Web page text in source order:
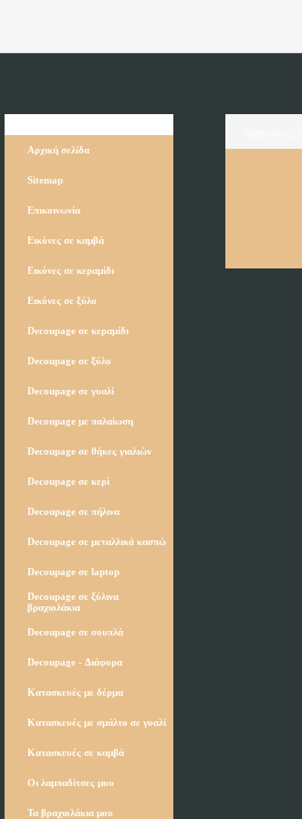
Αρχική σελίδα
Sitemap
Επικοινωνία
Εικόνες σε καμβά
Εικόνες σε κεραμίδι
Εικόνες σε ξύλο
Decoupage σε κεραμίδι
Decoupage σε ξύλο
Decoupage σε γυαλί
Decoupage με παλαίωση
Decoupage σε θήκες γιαλιών
Decoupage σε κερί
Decoupage σε πήλινα
Decoupage σε μεταλλικά κασπώ
Decoupage σε laptop
Decoupage σε ξύλινα
βραχιολάκια
Decoupage σε σουπλά
Decoupage - Διάφορα
Κατασκευές με δέρμα
Κατασκευές με σμάλτο σε γυαλί
Κατασκευές σε καμβά
Οι λαμπαδίτσες μου
Τα βραχιολάκια μου